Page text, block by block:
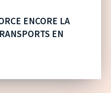
ENCORE LA
EN